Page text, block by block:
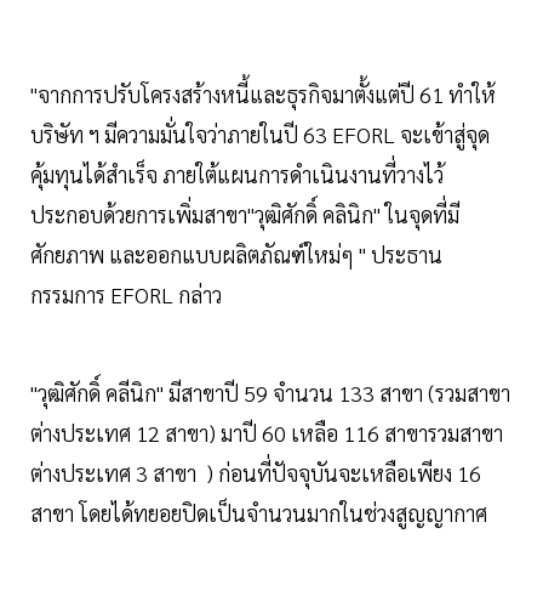
"จากการปรับโครงสร้างหนี้และธุรกิจมาตั้งแต่ปี 61 ทำให้
บริษัท ฯ มีความมั่นใจว่าภายในปี 63 EFORL จะเข้าสู่จุด
คุ้มทุนได้สำเร็จ ภายใต้แผนการดำเนินงานที่วางไว้
ประกอบด้วยการเพิ่มสาขา"วุฒิศักดิ์ คลินิก" ในจุดที่มี
ศักยภาพ และออกแบบผลิตภัณฑ์ใหม่ๆ " ประธาน
กรรมการ EFORL กล่าว
"วุฒิศักดิ์ คลีนิก" มีสาขาปี 59 จำนวน 133 สาขา (รวมสาขา
ต่างประเทศ 12 สาขา) มาปี 60 เหลือ 116 สาขารวมสาขา
ต่างประเทศ 3 สาขา ) ก่อนที่ปัจจุบันจะเหลือเพียง 16
สาขา โดยได้ทยอยปิดเป็นจำนวนมากในช่วงสูญญากาศ